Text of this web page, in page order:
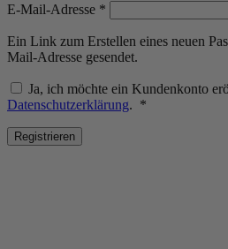
E-Mail-Adresse *
Ein Link zum Erstellen eines neuen
Mail-Adresse gesendet.
Ja, ich möchte ein Kundenkonto
Datenschutzerklärung. *
Registrieren